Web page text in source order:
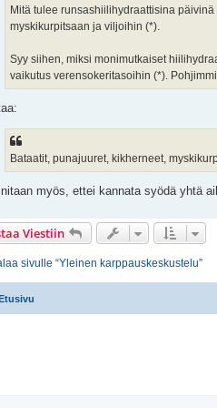
Mitä tulee runsashiilihydraattisina
myskikurpitsaan ja viljoihin (*).
Syy siihen, miksi monimutkaiset
vaikutus verensokeritasoihin (*).
Bataatit, punajuuret, kikherneet,
myös, ettei kannata syödä yhtä
Viestiin
sivulle “Yleinen karppauskeskustelu”